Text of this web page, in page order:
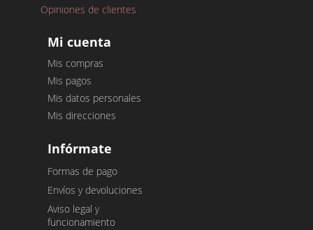
Opiniones de clientes
Mi cuenta
Mis compras
Mis pagos
Mis datos personales
Mis direcciones
Infórmate
Formas de pago
Envíos y devoluciones
Aviso legal y
funcionamiento